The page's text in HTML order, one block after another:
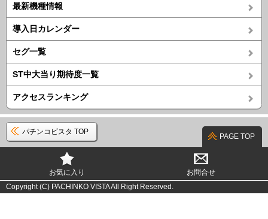
最新機種情報
導入日カレンダー
セグ一覧
ST中大当り期待度一覧
アクセスランキング
パチンコビスタ TOP
PAGE TOP
お気に入り
お問合せ
Copyright (C) PACHINKO VISTA All Right Reserved.